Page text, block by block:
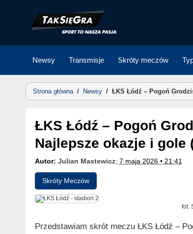
Newsy Transmisje Skróty meczów
Strona główna/ Newsy / ŁKS Łódź – Pogoń
ŁKS Łódź – Pogoń Grodzisk Mazowiecki skrót meczu.
Najlepsze okazje i gole
Autor: Julian Mastewicz; 7 maja 2026 • 21:41
Skróty Meczów
fot.
Przedstawiam skrót meczu ŁKS Łódź –